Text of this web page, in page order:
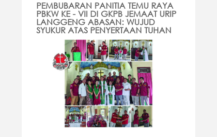
PEMBUBARAN PANITIA TEMU RAYA
PBKW KE - VII DI GKPB JEMAAT URIP
LANGGENG ABASAN: WUJUD
SYUKUR ATAS PENYERTAAN TUHAN